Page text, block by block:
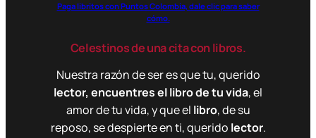
Paga libritos con Puntos Colombia, dale clic para saber
cómo.
Celestinos de una cita con libros.
Nuestra razón de ser es que tu, querido
lector, encuentres el libro de tu vida, el
amor de tu vida, y que el libro, de su
reposo, se despierte en ti, querido lector.